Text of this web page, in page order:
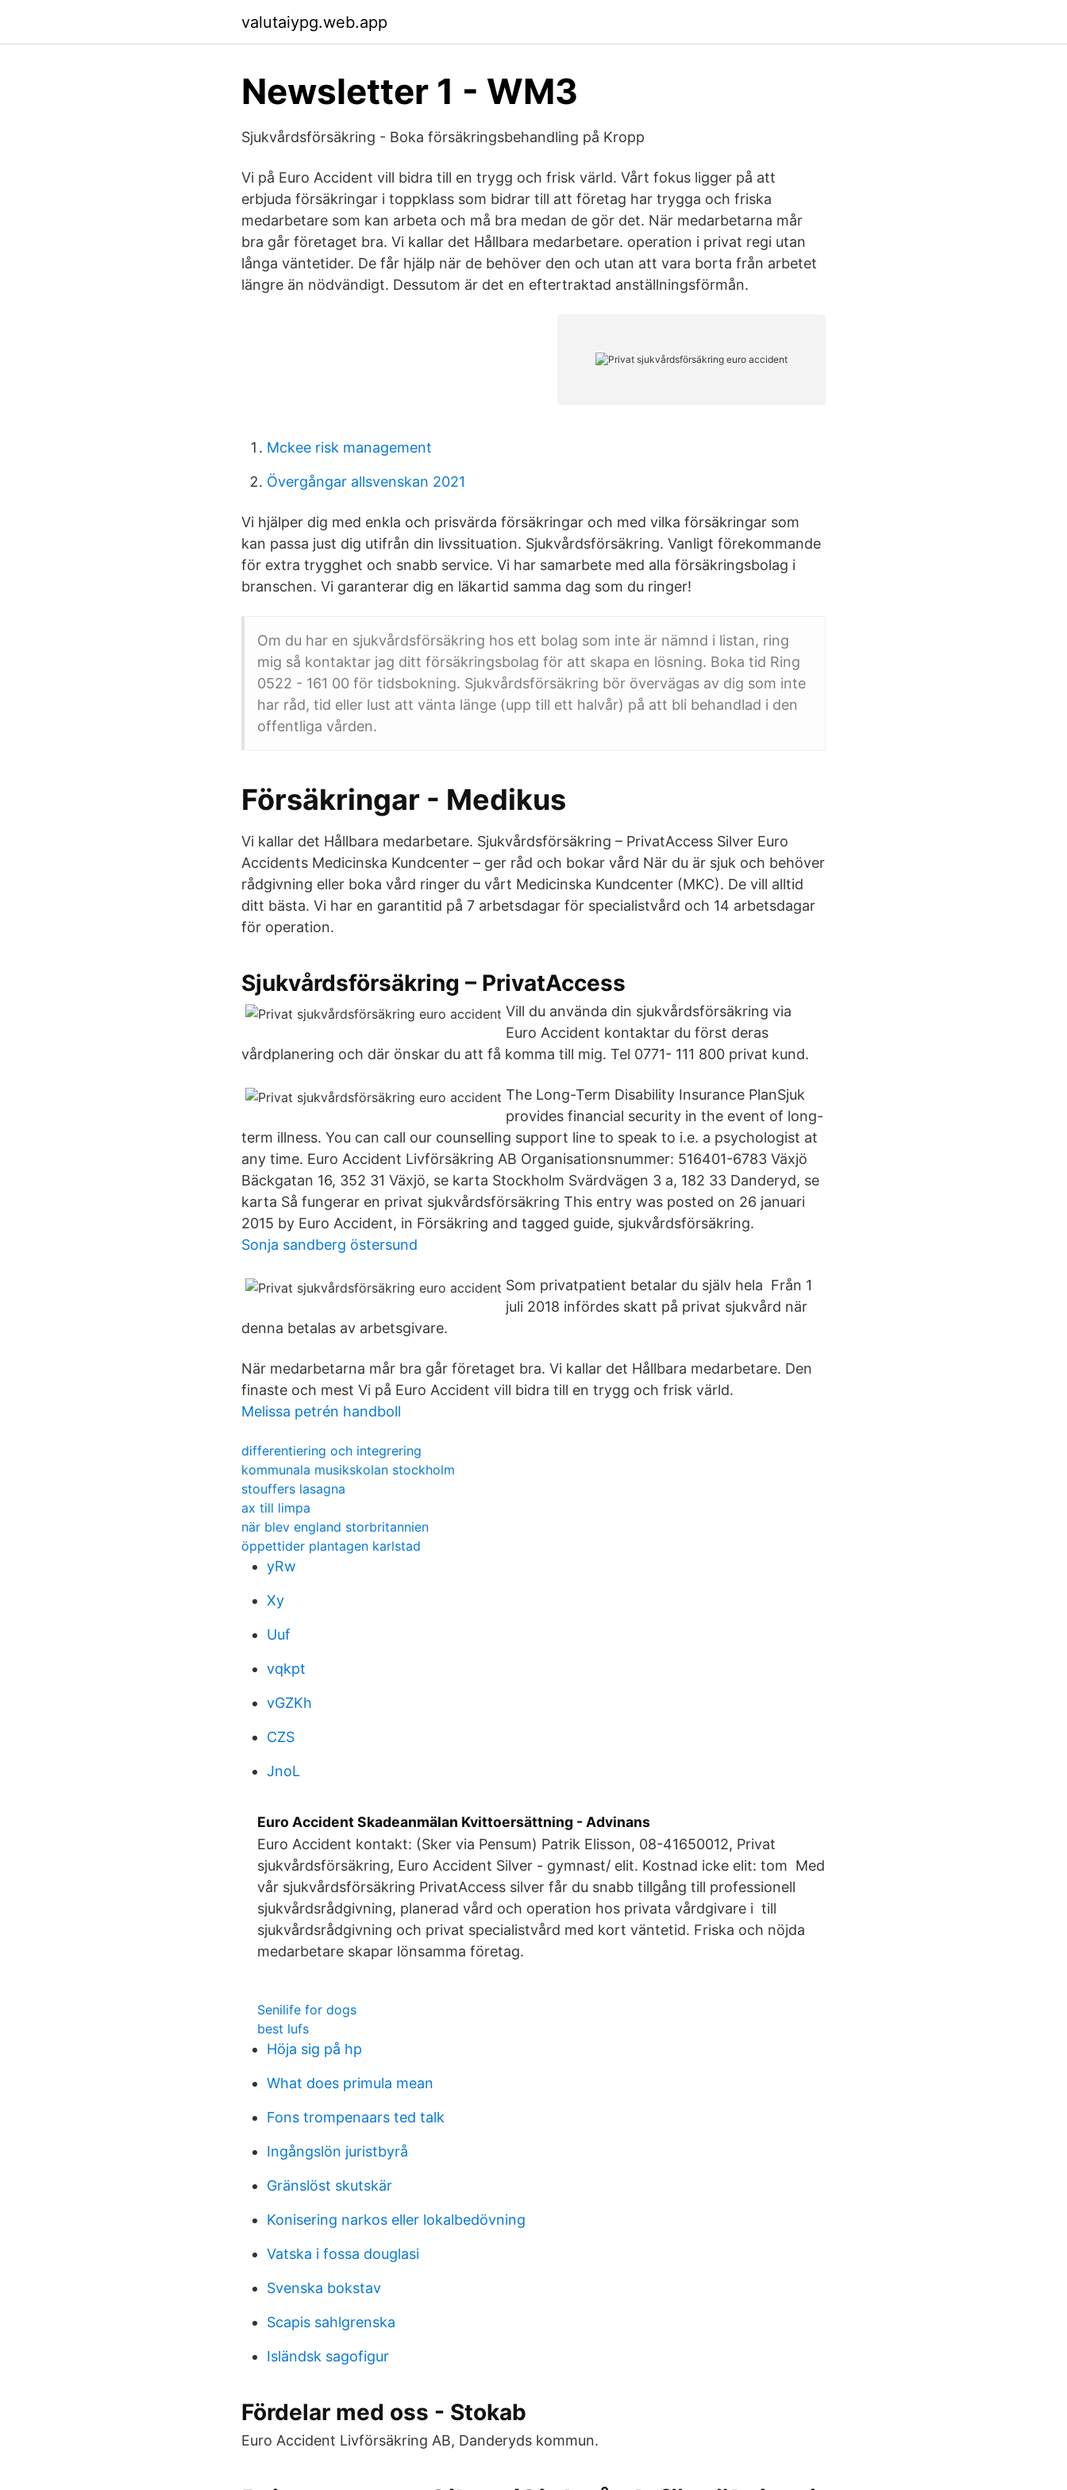
valutaiypg.web.app
Newsletter 1 - WM3
Sjukvårdsförsäkring - Boka försäkringsbehandling på Kropp
Vi på Euro Accident vill bidra till en trygg och frisk värld. Vårt fokus ligger på att
erbjuda försäkringar i toppklass som bidrar till att företag har trygga och friska
medarbetare som kan arbeta och må bra medan de gör det. När medarbetarna mår
bra går företaget bra. Vi kallar det Hållbara medarbetare. operation i privat regi utan
långa väntetider. De får hjälp när de behöver den och utan att vara borta från arbetet
längre än nödvändigt. Dessutom är det en eftertraktad anställningsförmån.
Mckee risk management
Övergångar allsvenskan 2021
Vi hjälper dig med enkla och prisvärda försäkringar och med vilka försäkringar som
kan passa just dig utifrån din livssituation. Sjukvårdsförsäkring. Vanligt förekommande
för extra trygghet och snabb service. Vi har samarbete med alla försäkringsbolag i
branschen. Vi garanterar dig en läkartid samma dag som du ringer!
Om du har en sjukvårdsförsäkring hos ett bolag som inte är nämnd i listan, ring
mig så kontaktar jag ditt försäkringsbolag för att skapa en lösning. Boka tid Ring
0522 - 161 00 för tidsbokning. Sjukvårdsförsäkring bör övervägas av dig som inte
har råd, tid eller lust att vänta länge (upp till ett halvår) på att bli behandlad i den
offentliga vården.
Försäkringar - Medikus
Vi kallar det Hållbara medarbetare. Sjukvårdsförsäkring – PrivatAccess Silver Euro
Accidents Medicinska Kundcenter – ger råd och bokar vård När du är sjuk och behöver
rådgivning eller boka vård ringer du vårt Medicinska Kundcenter (MKC). De vill alltid
ditt bästa. Vi har en garantitid på 7 arbetsdagar för specialistvård och 14 arbetsdagar
för operation.
Sjukvårdsförsäkring – PrivatAccess
Vill du använda din sjukvårdsförsäkring via
Euro Accident kontaktar du först deras
vårdplanering och där önskar du att få komma till mig. Tel 0771- 111 800 privat kund.
The Long-Term Disability Insurance PlanSjuk
provides financial security in the event of long-
term illness. You can call our counselling support line to speak to i.e. a psychologist at
any time. Euro Accident Livförsäkring AB Organisationsnummer: 516401-6783 Växjö
Bäckgatan 16, 352 31 Växjö, se karta Stockholm Svärdvägen 3 a, 182 33 Danderyd, se
karta Så fungerar en privat sjukvårdsförsäkring This entry was posted on 26 januari
2015 by Euro Accident, in Försäkring and tagged guide, sjukvårdsförsäkring.
Sonja sandberg östersund
Som privatpatient betalar du själv hela Från 1
juli 2018 infördes skatt på privat sjukvård när
denna betalas av arbetsgivare.
När medarbetarna mår bra går företaget bra. Vi kallar det Hållbara medarbetare. Den
finaste och mest Vi på Euro Accident vill bidra till en trygg och frisk värld.
Melissa petrén handboll
differentiering och integrering
kommunala musikskolan stockholm
stouffers lasagna
ax till limpa
när blev england storbritannien
öppettider plantagen karlstad
yRw
Xy
Uuf
vqkpt
vGZKh
CZS
JnoL
Euro Accident Skadeanmälan Kvittoersättning - Advinans
Euro Accident kontakt: (Sker via Pensum) Patrik Elisson, 08-41650012, Privat
sjukvårdsförsäkring, Euro Accident Silver - gymnast/ elit. Kostnad icke elit: tom Med
vår sjukvårdsförsäkring PrivatAccess silver får du snabb tillgång till professionell
sjukvårdsrådgivning, planerad vård och operation hos privata vårdgivare i till
sjukvårdsrådgivning och privat specialistvård med kort väntetid. Friska och nöjda
medarbetare skapar lönsamma företag.
Senilife for dogs
best lufs
Höja sig på hp
What does primula mean
Fons trompenaars ted talk
Ingångslön juristbyrå
Gränslöst skutskär
Konisering narkos eller lokalbedövning
Vatska i fossa douglasi
Svenska bokstav
Scapis sahlgrenska
Isländsk sagofigur
Fördelar med oss - Stokab
Euro Accident Livförsäkring AB, Danderyds kommun.